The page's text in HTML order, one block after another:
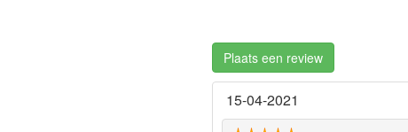
Plaats een review
15-04-2021